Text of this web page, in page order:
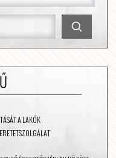
A LAKÓK